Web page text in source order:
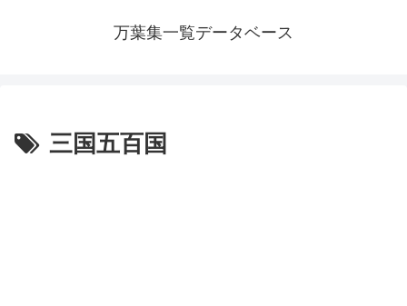
万葉集一覧データベース
三国五百国